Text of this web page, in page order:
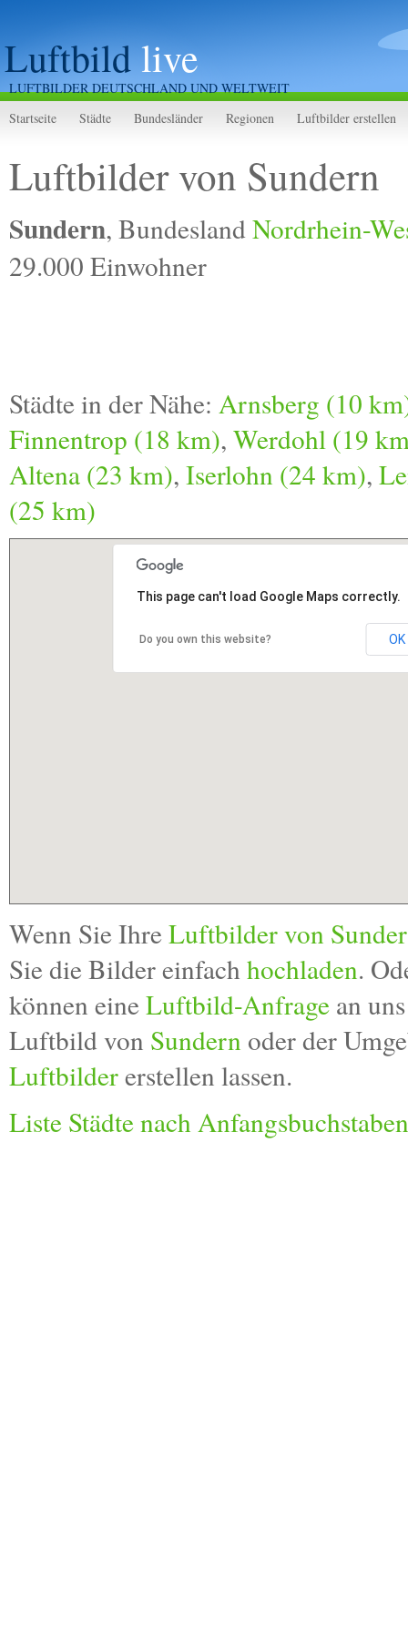
Luftbildlive
LUFTBILDER DEUTSCHLAND UND WELTWEIT
Startseite
Städte Bundesländer Regionen Luftbilder erstellen
Luftbilder von Sundern
Sundern, BundeslandNordrhein-
29.000 Einwohner
Städte in der Nähe: Arnsberg (10
Finnentrop (18 km), Werdohl (19
Altena (23 km), Iserlohn (24 km),
(25 km)
This page can't load Google Maps correctly.
Do you own this website? OK
Wenn Sie IhreLuftbilder von
Sie die Bilder einfach hochladen.
können eineLuftbild-Anfrage an
Luftbild von Sundern oder der
Luftbildererstellen lassen.
Liste Städte nach Anfangsbuchstaben